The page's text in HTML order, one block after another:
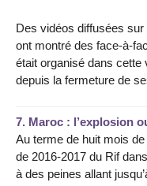
Des vidéos diffusées
ont montré des face-à-
était organisé dans
depuis la fermeture de
7. Maroc : l’explosion
Au terme de huit mois
de 2016-2017 du Rif
à des peines allant